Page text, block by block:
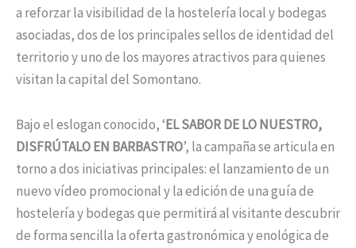
a reforzar la visibilidad de la hostelería local y bodegas
asociadas, dos de los principales sellos de identidad del
territorio y uno de los mayores atractivos para quienes
visitan la capital del Somontano.
Bajo el eslogan conocido, ‘EL SABOR DE LO NUESTRO,
DISFRÚTALO EN BARBASTRO’, la campaña se articula en
torno a dos iniciativas principales: el lanzamiento de un
nuevo vídeo promocional y la edición de una guía de
hostelería y bodegas que permitirá al visitante descubrir
de forma sencilla la oferta gastronómica y enológica de